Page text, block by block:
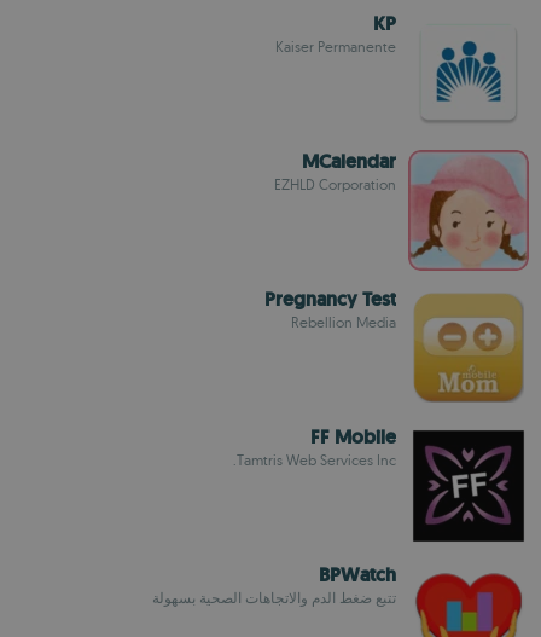
KP
Kaiser Permanente
MCalendar
EZHLD Corporation
Pregnancy Test
Rebellion Media
FF Mobile
Tamtris Web Services Inc.
BPWatch
تتبع ضغط الدم والاتجاهات الصحية بسهولة